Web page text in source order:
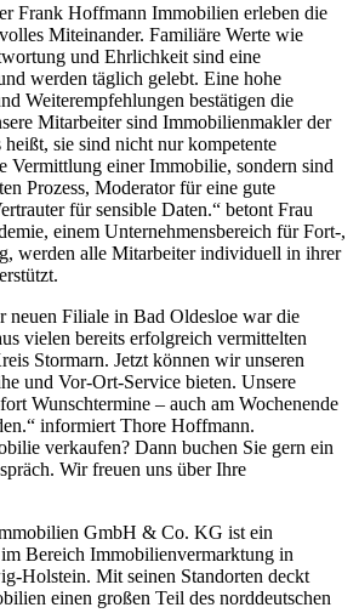
Frank Hoffmann Immobilien erleben die
Miteinander. Familiäre Werte wie
und Ehrlichkeit sind eine
werden täglich gelebt. Eine hohe
Weiterempfehlungen bestätigen die
Mitarbeiter sind Immobilienmakler der
sie sind nicht nur kompetente
Vermittlung einer Immobilie, sondern sind
Prozess, Moderator für eine gute
für sensible Daten.“ betont Frau
einem Unternehmensbereich für Fort-,
werden alle Mitarbeiter individuell in ihrer
neuen Filiale in Bad Oldesloe war die
vielen bereits erfolgreich vermittelten
Stormarn. Jetzt können wir unseren
und Vor-Ort-Service bieten. Unsere
Wunschtermine – auch am Wochenende
informiert Thore Hoffmann.
verkaufen? Dann buchen Sie gern ein
Wir freuen uns über Ihre
GmbH & Co. KG ist ein
Bereich Immobilienvermarktung in
Holstein. Mit seinen Standorten deckt
einen großen Teil des norddeutschen